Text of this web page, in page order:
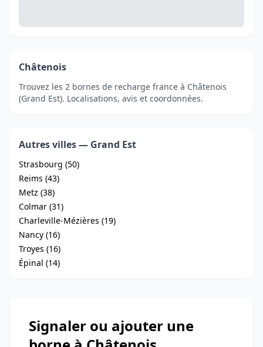
Châtenois
Trouvez les 2 bornes de recharge france à Châtenois
(Grand Est). Localisations, avis et coordonnées.
Autres villes — Grand Est
Strasbourg (50)
Reims (43)
Metz (38)
Colmar (31)
Charleville-Mézières (19)
Nancy (16)
Troyes (16)
Épinal (14)
Signaler ou ajouter une